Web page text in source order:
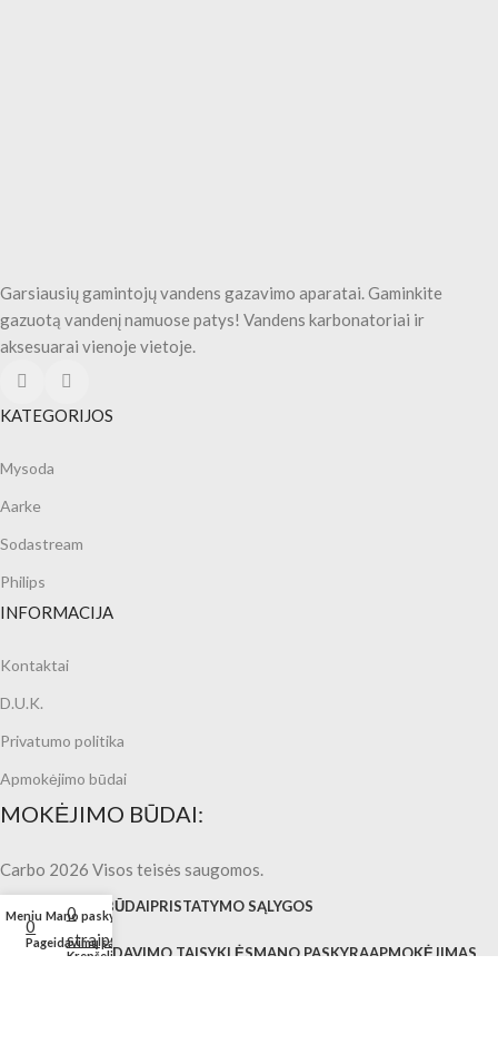
Garsiausių gamintojų vandens gazavimo aparatai. Gaminkite
gazuotą vandenį namuose patys! Vandens karbonatoriai ir
aksesuarai vienoje vietoje.
KATEGORIJOS
Mysoda
Aarke
Sodastream
Philips
INFORMACIJA
Kontaktai
D.U.K.
Privatumo politika
Apmokėjimo būdai
MOKĖJIMO BŪDAI:
Carbo 2026 Visos teisės saugomos.
APMOKĖJIMO BŪDAIPRISTATYMO SĄLYGOS
PIRKIMO IR PARDAVIMO TAISYKLĖSMANO PASKYRAAPMOKĖJIMAS
Meniu
0
Pageidavimų sąrašas
Mano paskyra
0
straipsniai
Krepšelis